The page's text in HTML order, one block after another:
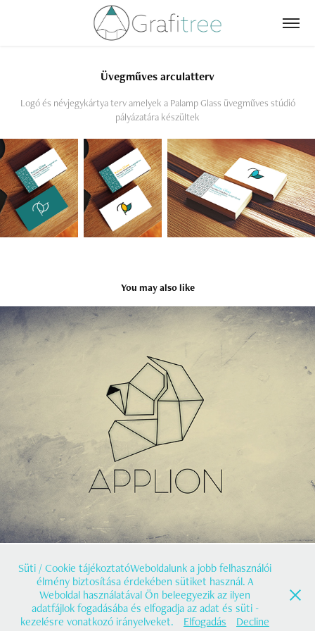
Üvegműves arculatterv
Logó és névjegykártya terv amelyek a Palamp Glass üvegműves stúdió
pályázatára készültek
You may also like
Applion logó
2020
@2019 Őri Zsolt e.v. | info@grafitree.hu | +36 20/425 9822
Süti / Cookie tájékoztatóWeboldalunk a jobb felhasználói
élmény biztosítása érdekében sütiket használ. A
Weboldal használatával Ön beleegyezik az ilyen
adatfájlok fogadásába és elfogadja az adat és süti -
kezelésre vonatkozó irányelveket.
Elfogadás Decline